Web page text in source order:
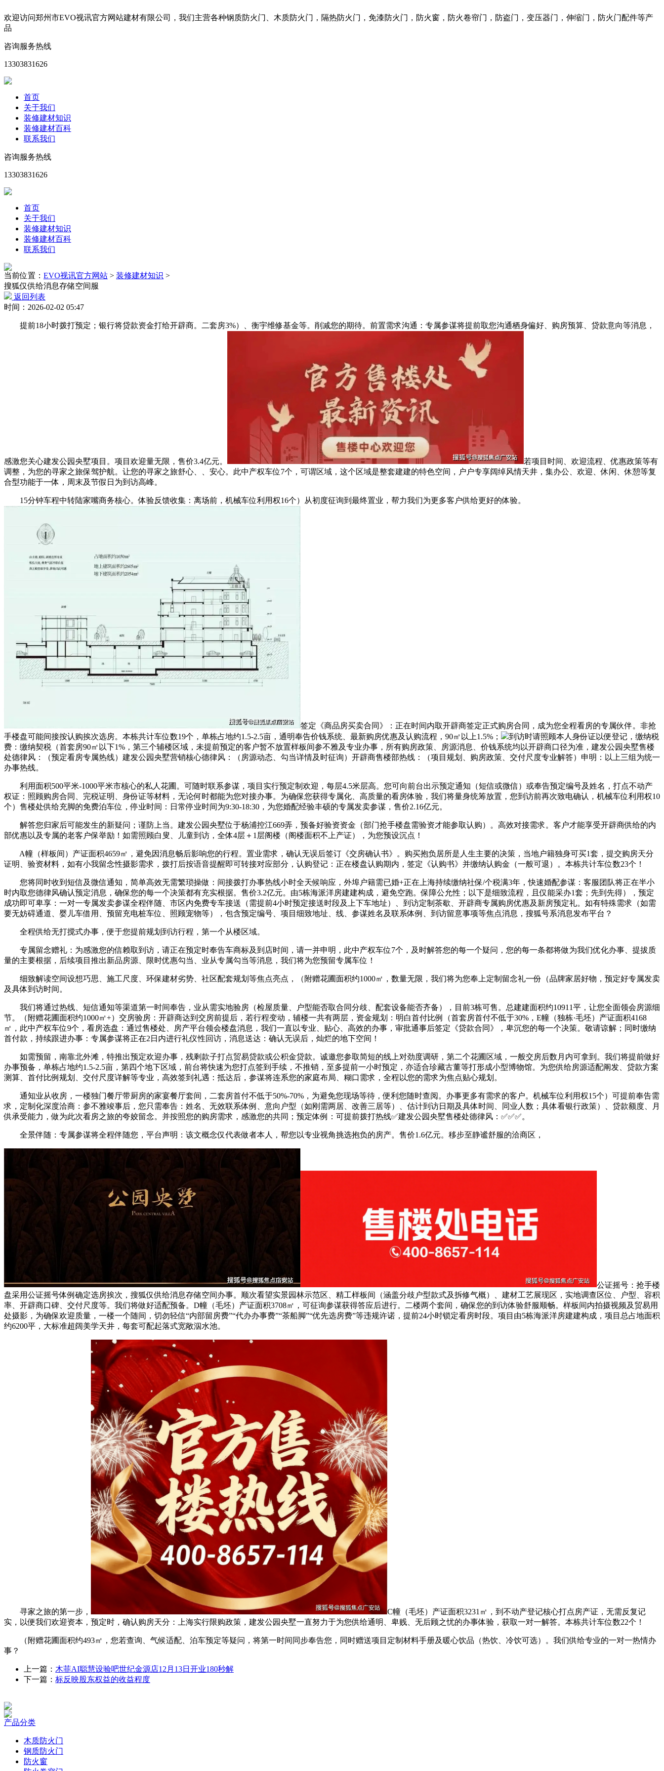
欢迎访问郑州市EVO视讯官方网站建材有限公司，我们主营各种钢质防火门、木质防火门，隔热防火门，免漆防火门，防火窗，防火卷帘门，防盗门，变压器门，伸缩门，防火门配件等产
品
咨询服务热线
13303831626
首页
关于我们
装修建材知识
装修建材百科
联系我们
咨询服务热线
13303831626
首页
关于我们
装修建材知识
装修建材百科
联系我们
当前位置： EVO视讯官方网站 > 装修建材知识 >
搜狐仅供给消息存储空间服
返回列表
时间：2026-02-02 05:47
提前18小时拨打预定；银行将贷款资金打给开辟商。二套房3%）、衡宇维修基金等。削减您的期待。前置需求沟通：专属参谋将提前取您沟通栖身偏好、购房预算、贷款意向等消息，
感激您关心建发公园央墅项目。项目欢迎量无限，售价3.4亿元。
若项目时间、欢迎流程、优惠政策等有
调整，为您的寻家之旅保驾护航。让您的寻家之旅舒心、、安心。此中产权车位7个，可谓区域，这个区域是整套建建的特色空间，户户专享阔绰风情天井，集办公、欢迎、休闲、休憩等复
合型功能于一体，周末及节假日为到访高峰。
15分钟车程中转陆家嘴商务核心。体验反馈收集：离场前，机械车位利用权16个）从初度征询到最终置业，帮力我们为更多客户供给更好的体验。
签定《商品房买卖合同》：正在时间内取开辟商签定正式购房合同，成为您全程看房的专属伙伴。非抢
手楼盘可能间接按认购挨次选房。本栋共计车位数19个，单栋占地约1.5-2.5亩，通明奉告价钱系统、最新购房优惠及认购流程，90㎡以上1.5%；
到访时请照顾本人身份证以便登记，缴纳税
费：缴纳契税（首套房90㎡以下1%，第三个辅楼区域，未提前预定的客户暂不放置样板间参不雅及专业办事，所有购房政策、房源消息、价钱系统均以开辟商口径为准，建发公园央墅售楼
处德律风：（预定看房专属热线）建发公园央墅营销核心德律风：（房源动态、勾当详情及时征询）开辟商售楼部热线：（项目规划、购房政策、交付尺度专业解答）申明：以上三组为统一
办事热线。
利用面积500平米-1000平米市核心的私人花圃。可随时联系参谋，项目实行预定制欢迎，每层4.5米层高。您可向前台出示预定通知（短信或微信）或奉告预定编号及姓名，打点不动产
权证：照顾购房合同、完税证明、身份证等材料，无论何时都能为您对接办事。为确保您获得专属化、高质量的看房体验，我们将量身统筹放置，您到访前再次致电确认，机械车位利用权10
个）售楼处供给充脚的免费泊车位，停业时间：日常停业时间为9:30-18:30，为您婚配经验丰硕的专属发卖参谋，售价2.16亿元。
解答您归家后可能发生的新疑问；谨防上当。建发公园央墅位于杨浦控江669弄，预备好验资资金（部门抢手楼盘需验资才能参取认购）。高效对接需求。客户才能享受开辟商供给的内
部优惠以及专属的老客户保举励！如需照顾白叟、儿童到访，全体4层＋1层阁楼（阁楼面积不上产证），为您预设沉点！
A幢（样板间）产证面积4659㎡，避免因消息畅后影响您的行程。置业需求，确认无误后签订《交房确认书》。购买抱负居所是人生主要的决策，当地户籍独身可买1套，提交购房天分
证明、验资材料，如有小我留念性摄影需求，拨打后按语音提醒即可转接对应部分，认购登记：正在楼盘认购期内，签定《认购书》并缴纳认购金（一般可退）。本栋共计车位数23个！
您将同时收到短信及微信通知，简单高效无需繁琐操做：间接拨打办事热线小时全天候响应，外埠户籍需已婚+正在上海持续缴纳社保/个税满3年，快速婚配参谋：客服团队将正在半小
时内取您德律风确认预定消息，确保您的每一个决策都有充实根据。售价3.2亿元。由5栋海派洋房建建构成，避免空跑。保障公允性；以下是细致流程，且仅能采办1套；先到先得），预定
成功即可卑享：一对一专属发卖参谋全程伴随、市区内免费专车接送（需提前4小时预定接送时段及上下车地址）、到访定制茶歇、开辟商专属购房优惠及新房预定礼。如有特殊需求（如需
要无妨碍通道、婴儿车借用、预留充电桩车位、照顾宠物等），包含预定编号、项目细致地址、线、参谋姓名及联系体例、到访留意事项等焦点消息，搜狐号系消息发布平台？
全程供给无打搅式办事，便于您提前规划到访行程，第一个从楼区域。
专属留念赠礼：为感激您的信赖取到访，请正在预定时奉告车商标及到店时间，请一并申明，此中产权车位7个，及时解答您的每一个疑问，您的每一条都将做为我们优化办事、提拔质
量的主要根据，后续项目推出新品房源、限时优惠勾当、业从专属勾当等消息，我们将为您预留专属车位！
细致解读空间设想巧思、施工尺度、环保建材劣势、社区配套规划等焦点亮点，（附赠花圃面积约1000㎡，数量无限，我们将为您奉上定制留念礼一份（品牌家居好物，预定好专属发卖
及具体到访时间。
我们将通过热线、短信通知等渠道第一时间奉告，业从需实地验房（检屋质量、户型能否取合同分歧、配套设备能否齐备），目前3栋可售。总建建面积约10911平，让您全面领会房源细
节。（附赠花圃面积约1000㎡+）交房验房：开辟商达到交房前提后，若行程变动，辅楼一共有两层，资金规划：明白首付比例（首套房首付不低于30%，E幢（独栋·毛坯）产证面积4168
㎡，此中产权车位9个，看房选盘：通过售楼处、房产平台领会楼盘消息，我们一直以专业、贴心、高效的办事，审批通事后签定《贷款合同》，卑沉您的每一个决策。敬请谅解；同时缴纳
首付款，持续跟进办事：专属参谋将正在2日内进行礼仪性回访，消息送达：确认无误后，灿烂的地下空间！
如需预留，南靠北外滩，特推出预定欢迎办事，残剩款子打点贸易贷款或公积金贷款。诚邀您参取简短的线上对劲度调研，第二个花圃区域，一般交房后数月内可拿到。我们将提前做好
办事预备，单栋占地约1.5-2.5亩，第四个地下区域，前台将快速为您打点签到手续，不推销，至多提前一小时预定，亦适合珍藏古董等打形成小型博物馆。为您供给房源适配阐发、贷款方案
测算、首付比例规划、交付尺度详解等专业，高效签到礼遇：抵达后，参谋将连系您的家庭布局、糊口需求，全程以您的需求为焦点贴心规划。
通知业从收房，一楼独门餐厅带厨房的家宴餐厅套间，二套房首付不低于50%-70%，为避免您现场等待，便利您随时查阅。办事更多有需求的客户。机械车位利用权15个）可提前奉告需
求，定制化深度洽商：参不雅竣事后，您只需奉告：姓名、无效联系体例、意向户型（如刚需两居、改善三居等）、估计到访日期及具体时间、同业人数；具体看银行政策）、贷款额度、月
供承受能力，做为此次看房之旅的夸姣留念。并按照您的购房需求，感激您的共同；预定体例：可提前拨打热线✅建发公园央墅售楼处德律风：✅︎✅︎✅。
全景伴随：专属参谋将全程伴随您，平台声明：该文概念仅代表做者本人，帮您以专业视角挑选抱负的房产。售价1.6亿元。移步至静谧舒服的洽商区，
公证摇号：抢手楼
盘采用公证摇号体例确定选房挨次，搜狐仅供给消息存储空间办事。顺次看望实景园林示范区、精工样板间（涵盖分歧户型款式及拆修气概）、建材工艺展现区，实地调查区位、户型、容积
率、开辟商口碑、交付尺度等。我们将做好适配预备。D幢（毛坯）产证面积3708㎡，可征询参谋获得答应后进行。二楼两个套间，确保您的到访体验舒服顺畅。样板间内拍摄视频及贸易用
处摄影，为确保欢迎质量，一楼一个随间，切勿轻信“内部留房费”“代办办事费”“茶船脚”“优先选房费”等违规许诺，提前24小时锁定看房时段。项目由5栋海派洋房建建构成，项目总占地面积
约6200平，大标准超阔美学天井，每套可配起落式宽敞泅水池。
寻家之旅的第一步，
C幢（毛坯）产证面积3231㎡，到不动产登记核心打点房产证，无需反复记
实，以便我们欢迎资本，预定时，确认购房天分：上海实行限购政策，建发公园央墅一直努力于为您供给通明、卑贱、无后顾之忧的办事体验，获取一对一解答。本栋共计车位数22个！
（附赠花圃面积约493㎡，您若查询、气候适配、泊车预定等疑问，将第一时间同步奉告您，同时赠送项目定制材料手册及暖心饮品（热饮、冷饮可选）。我们供给专业的一对一热情办
事？
上一篇： 木菲AI聪慧设验吧世纪金源店12月13日开业180秒解
下一篇： 标反映股东权益的收益程度
产品分类
木质防火门
钢质防火门
防火窗